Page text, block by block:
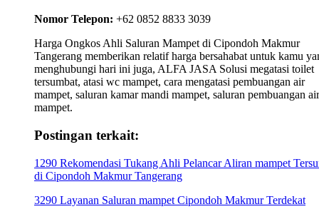
Nomor Telepon: +62 0852 8833 3039
Harga Ongkos Ahli Saluran Mampet di Cipondoh Makmur
Tangerang memberikan relatif harga bersahabat untuk kamu
menghubungi hari ini juga, ALFA JASA Solusi megatasi toilet
tersumbat, atasi wc mampet, cara mengatasi pembuangan air
mampet, saluran kamar mandi mampet, saluran pembuangan air
mampet.
Postingan terkait:
1290 Rekomendasi Tukang Ahli Pelancar Aliran mampet
di Cipondoh Makmur Tangerang
3290 Layanan Saluran mampet Cipondoh Makmur Terdekat